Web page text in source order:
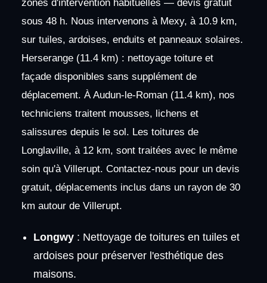
zones d'intervention habituelles — devis gratuit
sous 48 h. Nous intervenons à Mexy, à 10.9 km,
sur tuiles, ardoises, enduits et panneaux solaires.
Herserange (11.4 km) : nettoyage toiture et
façade disponibles sans supplément de
déplacement. À Audun-le-Roman (11.4 km), nos
techniciens traitent mousses, lichens et
salissures depuis le sol. Les toitures de
Longlaville, à 12 km, sont traitées avec le même
soin qu'à Villerupt. Contactez-nous pour un devis
gratuit, déplacements inclus dans un rayon de 30
km autour de Villerupt.
Longwy: Nettoyage de toitures en tuiles et
ardoises pour préserver l'esthétique des
maisons.